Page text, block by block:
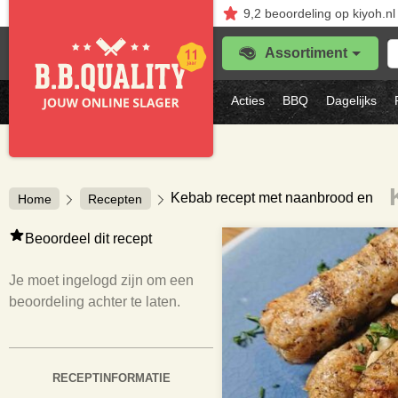
9,2 beoordelingop kiyoh.nl
Assortiment
je
Acties BBQ Dagelijks
Home Recepten Kebab recept met naanbrood en
Beoordeel dit recept
Je moet ingelogd zijn om een
beoordeling achter te laten.
RECEPTINFORMATIE